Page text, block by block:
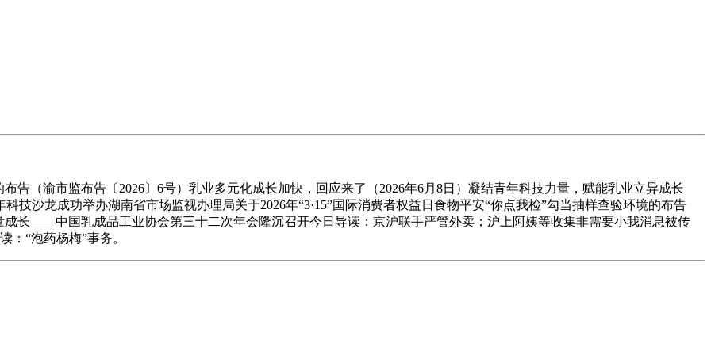
（渝市监布告〔2026〕6号）乳业多元化成长加快，回应来了（2026年6月8日）凝结青年科技力量，赋能乳业立异成长
沙龙成功举办湖南省市场监视办理局关于2026年“3·15”国际消费者权益日食物平安“你点我检”勾当抽样查验环境的布告
成长——中国乳成品工业协会第三十二次年会隆沉召开今日导读：京沪联手严管外卖；沪上阿姨等收集非需要小我消息被传
：“泡药杨梅”事务。